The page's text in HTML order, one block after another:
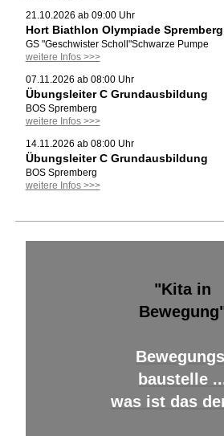
21.10.2026 ab 09:00 Uhr
Hort Biathlon Olympiade Spremberg
GS "Geschwister Scholl"Schwarze Pumpe
weitere Infos >>>
07.11.2026 ab 08:00 Uhr
Übungsleiter C Grundausbildung
BOS Spremberg
weitere Infos >>>
14.11.2026 ab 08:00 Uhr
Übungsleiter C Grundausbildung
BOS Spremberg
weitere Infos >>>
"Kita in
baustelle
was ist das